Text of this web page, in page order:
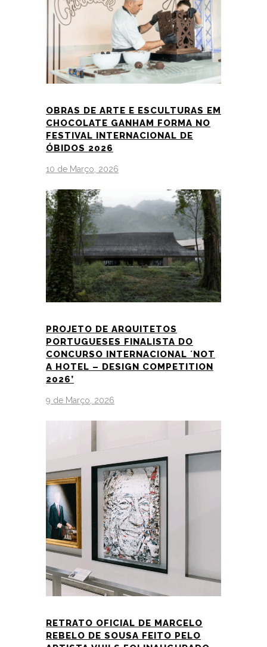
OBRAS DE ARTE E ESCULTURAS EM
CHOCOLATE GANHAM FORMA NO
FESTIVAL INTERNACIONAL DE
ÓBIDOS 2026
10 de Março, 2026
PROJETO DE ARQUITETOS
PORTUGUESES FINALISTA DO
CONCURSO INTERNACIONAL ´NOT
A HOTEL – DESIGN COMPETITION
2026’
9 de Março, 2026
RETRATO OFICIAL DE MARCELO
REBELO DE SOUSA FEITO PELO